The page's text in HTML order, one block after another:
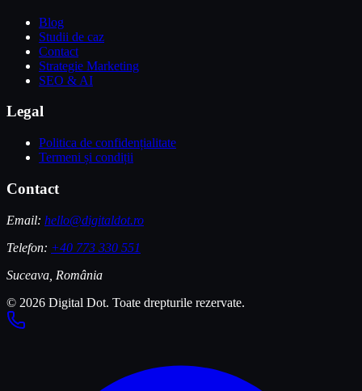
Blog
Studii de caz
Contact
Strategie Marketing
SEO & AI
Legal
Politica de confidențialitate
Termeni și condiții
Contact
Email: hello@digitaldot.ro
Telefon: +40 773 330 551
Suceava, România
© 2026 Digital Dot. Toate drepturile rezervate.